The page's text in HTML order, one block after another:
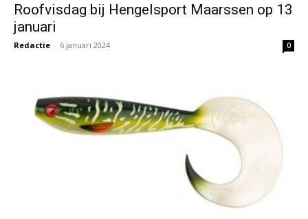
Roofvisdag bij Hengelsport Maarssen op 13
januari
Redactie - 6 januari 2024 0